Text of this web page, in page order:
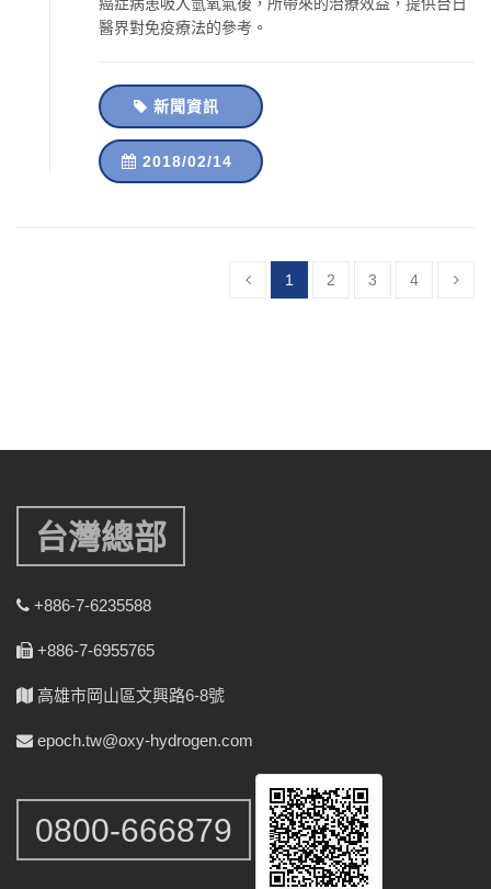
癌症病患吸入氫氧氣後，所帶來的治療效益，提供台日
醫界對免疫療法的參考。
新聞資訊
2018/02/14
1 2 3 4
台灣總部
+886-7-6235588
+886-7-6955765
高雄市岡山區文興路6-8號
epoch.tw@oxy-hydrogen.com
0800-666879